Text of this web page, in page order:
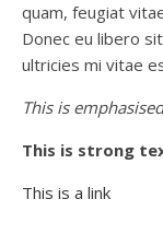
quam, feugiat
Donec eu libero
ultricies mi vitae
This is
This is strong
This is a link